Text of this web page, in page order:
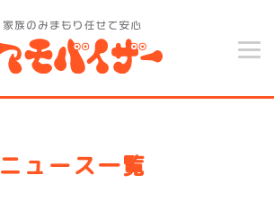
ニュース一覧